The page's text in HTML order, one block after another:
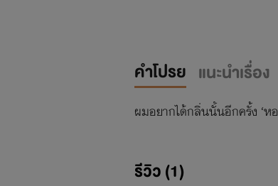
คำโปรย แนะนำเรื่อง
ผมอยากได้กลิ่นนั้นอีกครั้ง ‘ห
รีวิว (1)